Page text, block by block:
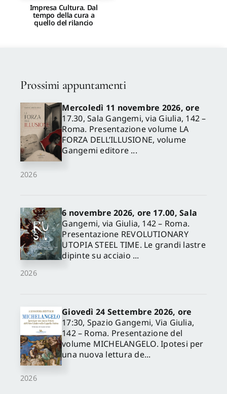
Impresa Cultura. Dal
tempo della cura a
quello del rilancio
Prossimi appuntamenti
2026
Mercoledì 11 novembre 2026, ore
17.30, Sala Gangemi, via Giulia, 142 –
Roma. Presentazione volume LA
FORZA DELL’ILLUSIONE, volume
Gangemi editore ...
2026
6 novembre 2026, ore 17.00, Sala
Gangemi, via Giulia, 142 – Roma.
Presentazione REVOLUTIONARY
UTOPIA STEEL TIME. Le grandi lastre
dipinte su acciaio ...
2026
Giovedì 24 Settembre 2026, ore
17:30, Spazio Gangemi, Via Giulia,
142 – Roma. Presentazione del
volume MICHELANGELO. Ipotesi per
una nuova lettura de...